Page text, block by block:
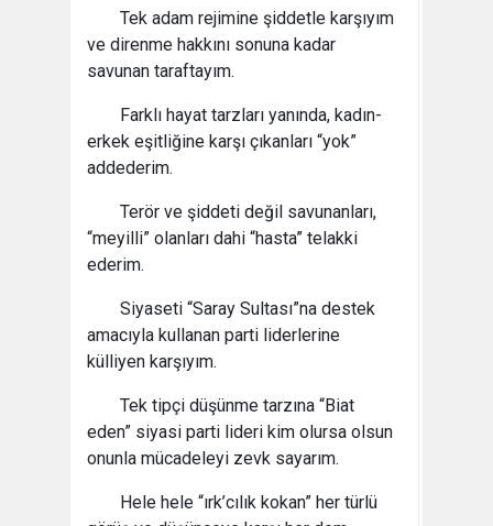
Tek adam rejimine şiddetle karşıyım
ve direnme hakkını sonuna kadar
savunan taraftayım.
Farklı hayat tarzları yanında, kadın-
erkek eşitliğine karşı çıkanları “yok”
addederim.
Terör ve şiddeti değil savunanları,
“meyilli” olanları dahi “hasta” telakki
ederim.
Siyaseti “Saray Sultası”na destek
amacıyla kullanan parti liderlerine
külliyen karşıyım.
Tek tipçi düşünme tarzına “Biat
eden” siyasi parti lideri kim olursa olsun
onunla mücadeleyi zevk sayarım.
Hele hele “ırk’cılık kokan” her türlü